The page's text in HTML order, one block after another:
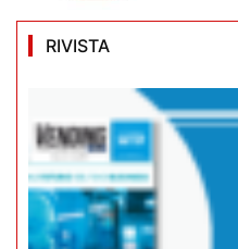
RIVISTA